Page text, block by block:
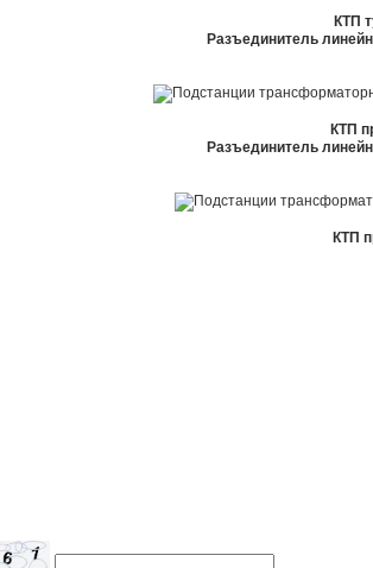
КТП
Разъединитель
КТП
Разъединитель
КТП